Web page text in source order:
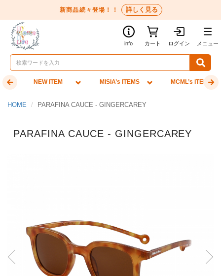
新商品続々登場！！ 詳しく見る
info カート ログイン メニュー
NEW ITEM MISIA’s ITEMS MCML’s ITEMS
HOME PARAFINA CAUCE - GINGERCAREY
PARAFINA CAUCE - GINGERCAREY